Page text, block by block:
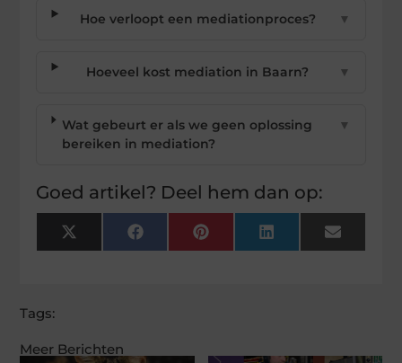
Meer Berichten
Hoe verloopt een mediationproces? ▼
Hoeveel kost mediation in Baarn? ▼
Wat gebeurt er als we geen oplossing
bereiken in mediation?
▼
Goed artikel? Deel hem dan op:
X
(Twitter)
FacebookPinterest LinkedIn Email
Tags: